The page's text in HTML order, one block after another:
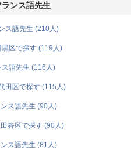
ンス語先生
ス語先生 (210人)
区で探す (119人)
語先生 (116人)
田区で探す (115人)
ス語先生 (90人)
谷区で探す (90人)
ス語先生 (81人)